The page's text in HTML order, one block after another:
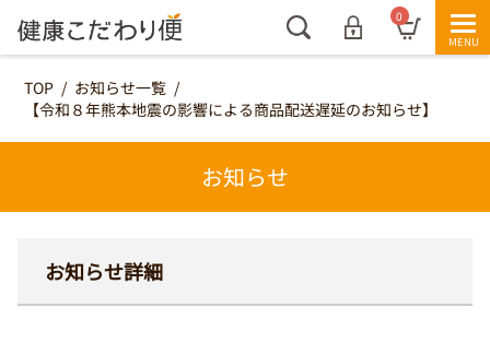
0
TOP / お知らせ一覧 /
【令和８年熊本地震の影響による商品配送遅延のお知らせ】
お知らせ
お知らせ詳細